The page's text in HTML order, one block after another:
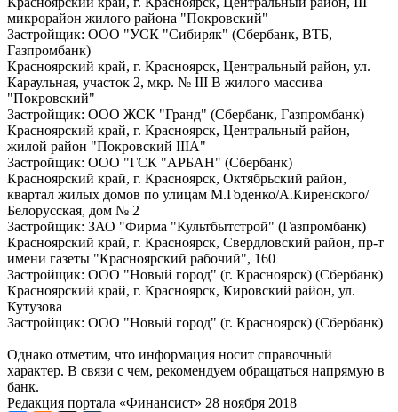
микрорайон жилого района "Покровский"
Застройщик: ООО "УСК "Сибиряк" (Сбербанк, ВТБ,
Газпромбанк)
Красноярский край, г. Красноярск, Центральный район, ул.
Караульная, участок 2, мкр. № III В жилого массива
"Покровский"
Застройщик: ООО ЖСК "Гранд" (Сбербанк, Газпромбанк)
Красноярский край, г. Красноярск, Центральный район,
жилой район "Покровский IIIА"
Застройщик: ООО "ГСК "АРБАН" (Сбербанк)
Красноярский край, г. Красноярск, Октябрьский район,
квартал жилых домов по улицам М.Годенко/А.Киренского/
Белорусская, дом № 2
Застройщик: ЗАО "Фирма "Культбытстрой" (Газпромбанк)
Красноярский край, г. Красноярск, Свердловский район, пр-т
имени газеты "Красноярский рабочий", 160
Застройщик: ООО "Новый город" (г. Красноярск) (Сбербанк)
Красноярский край, г. Красноярск, Кировский район, ул.
Кутузова
Застройщик: ООО "Новый город" (г. Красноярск) (Сбербанк)
Однако отметим, что информация носит справочный
характер. В связи с чем, рекомендуем обращаться напрямую в
банк.
Редакция портала «Финансист» 28 ноября 2018